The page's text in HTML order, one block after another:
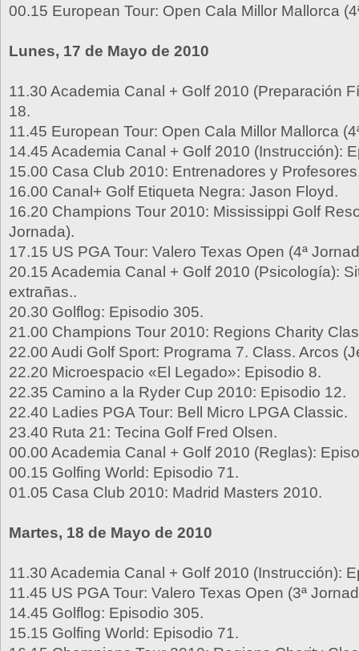
00.15 European Tour: Open Cala Millor Mallorca
Lunes, 17 de Mayo de 2010
11.30 Academia Canal + Golf 2010 (Preparación
18.
11.45 European Tour: Open Cala Millor Mallorca
14.45 Academia Canal + Golf 2010 (Instrucción):
15.00 Casa Club 2010: Entrenadores y
16.00 Canal+ Golf Etiqueta Negra: Jason Floyd.
16.20 Champions Tour 2010: Mississippi Golf
Jornada).
17.15 US PGA Tour: Valero Texas Open (4ª
20.15 Academia Canal + Golf 2010 (Psicología):
extrañas..
20.30 Golflog: Episodio 305.
21.00 Champions Tour 2010: Regions Charity
22.00 Audi Golf Sport: Programa 7. Class. Arcos
22.20 Microespacio «El Legado»: Episodio 8.
22.35 Camino a la Ryder Cup 2010: Episodio 12.
22.40 Ladies PGA Tour: Bell Micro LPGA Classic.
23.40 Ruta 21: Tecina Golf Fred Olsen.
00.00 Academia Canal + Golf 2010 (Reglas):
00.15 Golfing World: Episodio 71.
01.05 Casa Club 2010: Madrid Masters 2010.
Martes, 18 de Mayo de 2010
11.30 Academia Canal + Golf 2010 (Instrucción):
11.45 US PGA Tour: Valero Texas Open (3ª
14.45 Golflog: Episodio 305.
15.15 Golfing World: Episodio 71.